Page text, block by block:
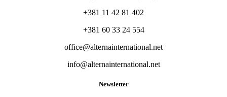
+381 11 42 81 402
+381 60 33 24 554
office@alternainternational.net
info@alternainternational.net
Newsletter